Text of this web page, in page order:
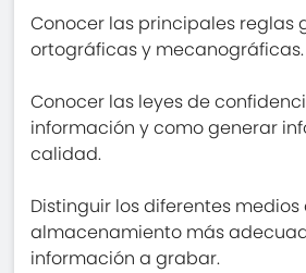
Conocer las principales reglas
ortográficas y mecanográficas.
Conocer las leyes de
información y como generar
calidad.
Distinguir los diferentes medios
almacenamiento más
información a grabar.